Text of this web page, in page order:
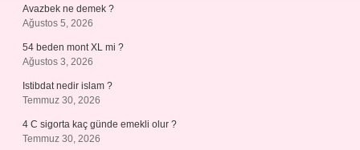
Avazbek ne demek ?
Ağustos 5, 2026
54 beden mont XL mi ?
Ağustos 3, 2026
Istibdat nedir islam ?
Temmuz 30, 2026
4 C sigorta kaç günde emekli olur ?
Temmuz 30, 2026